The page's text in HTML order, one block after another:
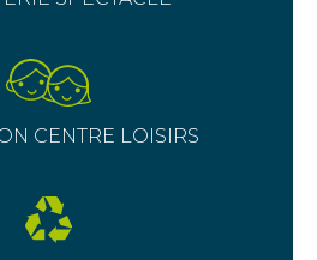
CENTRE LOISIRS